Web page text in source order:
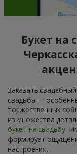
Букет на
Заказать
свадьба —
торжественных
из множества
букет на свадьбу.
формирует
настроения.